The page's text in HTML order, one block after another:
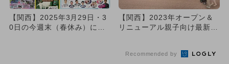
【関西】2025年3月29日・3
0日の今週末（春休み）に無
【関西】2023年オープン＆
リニューアル親子向け最新ス
Recommended by